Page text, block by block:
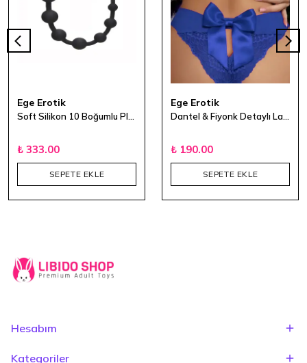
Ege Erotik
₺ 333.00
SEPETE EKLE
Ege Erotik
₺ 190.00
SEPETE EKLE
Hesabım
Kategoriler